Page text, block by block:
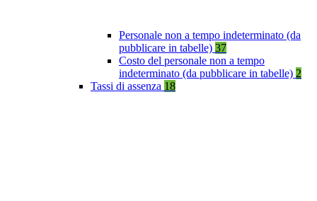
Personale non a tempo indeterminato (da
pubblicare in tabelle) 37
Costo del personale non a tempo
indeterminato (da pubblicare in tabelle) 2
Tassi di assenza 18